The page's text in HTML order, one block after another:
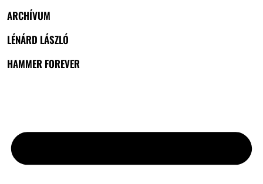
ARCHÍVUM
LÉNÁRD LÁSZLÓ
HAMMER FOREVER